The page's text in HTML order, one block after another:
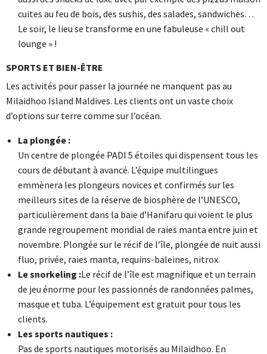
cuites au feu de bois, des sushis, des salades, sandwiches…
Le soir, le lieu se transforme en une fabuleuse « chill out
lounge » !
SPORTS ET BIEN-ÊTRE
Les activités pour passer la journée ne manquent pas au
Milaidhoo Island Maldives. Les clients ont un vaste choix
d’options sur terre comme sur l’océan.
La plongée :
Un centre de plongée PADI 5 étoiles qui dispensent tous les
cours de débutant à avancé. L’équipe multilingues
emmènera les plongeurs novices et confirmés sur les
meilleurs sites de la réserve de biosphère de l’UNESCO,
particulièrement dans la baie d’Hanifaru qui voient le plus
grande regroupement mondial de raies manta entre juin et
novembre. Plongée sur le récif de l’île, plongée de nuit aussi
fluo, privée, raies manta, requins-baleines, nitrox.
Le snorkeling :Le récif de l’île est magnifique et un terrain
de jeu énorme pour les passionnés de randonnées palmes,
masque et tuba. L’équipement est gratuit pour tous les
clients.
Les sports nautiques :
Pas de sports nautiques motorisés au Milaidhoo. En